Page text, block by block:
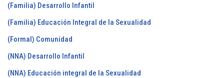
(Familia) Desarrollo Infantil
(Familia) Educación Integral de la Sexualidad
(Formal) Comunidad
(NNA) Desarrollo Infantil
(NNA) Educación integral de la Sexualidad